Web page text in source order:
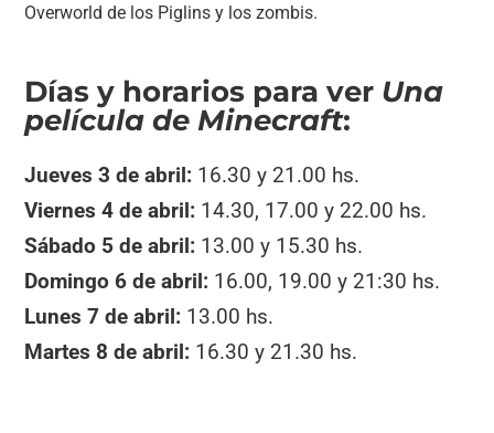
Overworld de los Piglins y los zombis.
Días y horarios para ver Una
película de Minecraft:
Jueves 3 de abril: 16.30 y 21.00 hs.
Viernes 4 de abril: 14.30, 17.00 y 22.00 hs.
Sábado 5 de abril: 13.00 y 15.30 hs.
Domingo 6 de abril: 16.00, 19.00 y 21:30 hs.
Lunes 7 de abril: 13.00 hs.
Martes 8 de abril: 16.30 y 21.30 hs.